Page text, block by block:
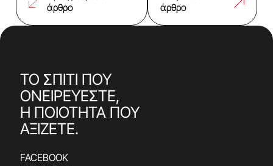
άρθρο
άρθρο
ΤΟ ΣΠΙΤΙ ΠΟΥ
ΟΝΕΙΡΕΥΕΣΤΕ,
Η ΠΟΙΟΤΗΤΑ ΠΟΥ
ΑΞΙΖΕΤΕ.
FACEBOOK